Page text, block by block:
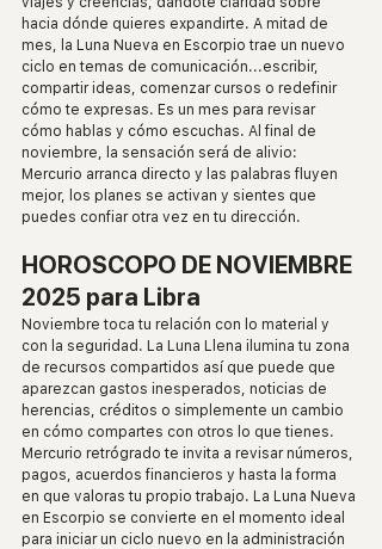
hacia dónde quieres expandirte. A mitad de
mes, la Luna Nueva en Escorpio trae un nuevo
ciclo en temas de comunicación...escribir,
compartir ideas, comenzar cursos o redefinir
cómo te expresas. Es un mes para revisar
cómo hablas y cómo escuchas. Al final de
noviembre, la sensación será de alivio:
Mercurio arranca directo y las palabras fluyen
mejor, los planes se activan y sientes que
puedes confiar otra vez en tu dirección.
HOROSCOPO DE NOVIEMBRE
2025 para Libra
Noviembre toca tu relación con lo material y
con la seguridad. La Luna Llena ilumina tu zona
de recursos compartidos así que puede que
aparezcan gastos inesperados, noticias de
herencias, créditos o simplemente un cambio
en cómo compartes con otros lo que tienes.
Mercurio retrógrado te invita a revisar números,
pagos, acuerdos financieros y hasta la forma
en que valoras tu propio trabajo. La Luna Nueva
en Escorpio se convierte en el momento ideal
para iniciar un ciclo nuevo en la administración